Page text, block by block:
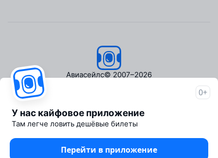
Авиасейлс© 2007–2026
Пресс‑центр
Travelpayouts
Партнёрская программа
Медиа Yo'lovchi
Трэвел‑медиа Aviasales.uz
0+
У нас кайфовое приложение
Там легче ловить дешёвые билеты
Перейти в приложение